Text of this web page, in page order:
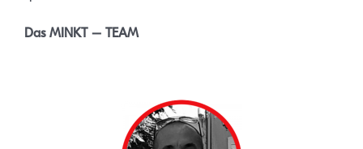
Das MINKT – TEAM